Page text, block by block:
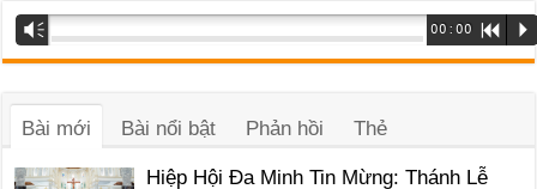
Trình
phát
âm
Vm 00:00 R P
Bài mới Bài nổi bật Phản hồi Thẻ
Hiệp Hội Đa Minh Tin Mừng: Thánh Lễ